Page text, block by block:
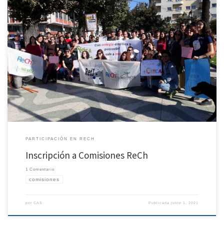
Al interior de Redes Chilenas de Investigación, contamos con una variedad de
comisiones, que tienen distintas tareas, funciones y roles en la orgánica. Para ser
integrante de una de nuestras comisiones te invitamos a afiliarte a una de nuestras
redes socias. Las actuales Comisiones de ReCh corresponden a: Comisión Becas
Comisión Retribución […]
PARTICIPACIÓN EN RECH
Inscripción a Comisiones ReCh
1 Comentario
comisiones
por CAS Publicadajunio 1, 2021